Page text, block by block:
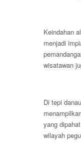
Keindahan
menjadi
wisatawan
Di tepi
yang
wilayah